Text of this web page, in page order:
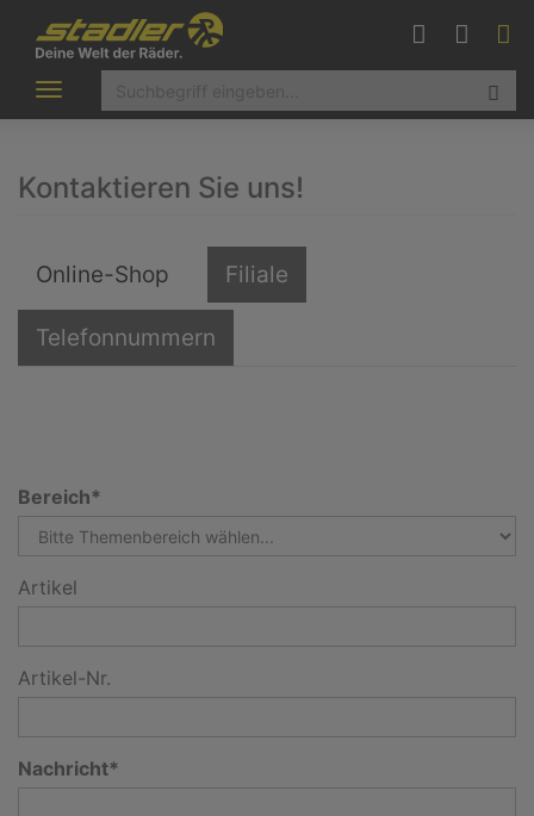
Toggle
navigation
Kontaktieren Sie uns!
Online-Shop Filiale
Telefonnummern
Bereich
Artikel
Artikel-Nr.
Nachricht